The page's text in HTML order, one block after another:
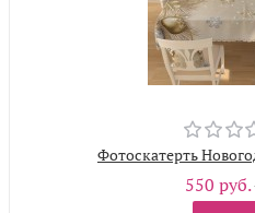
Фотоскатерть
550 руб.